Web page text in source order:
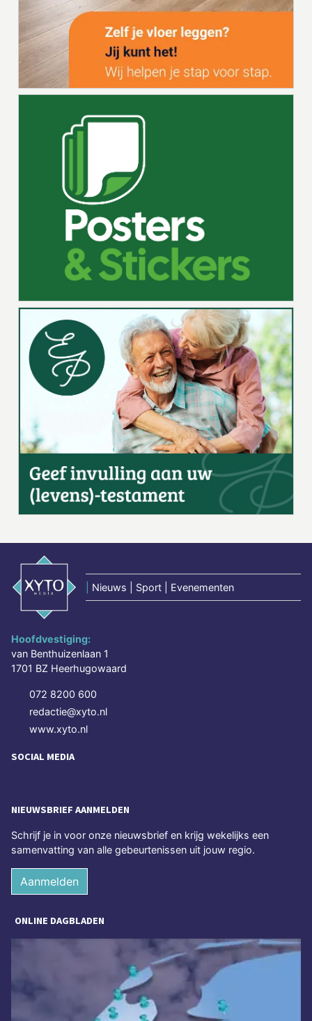
Nieuws | Sport | Evenementen
Hoofdvestiging:
van Benthuizenlaan 1
1701 BZ Heerhugowaard
072 8200 600
redactie@xyto.nl
www.xyto.nl
SOCIAL MEDIA
NIEUWSBRIEF AANMELDEN
Schrijf je in voor onze nieuwsbrief en krijg wekelijks een
samenvatting van alle gebeurtenissen uit jouw regio.
Aanmelden
ONLINE DAGBLADEN